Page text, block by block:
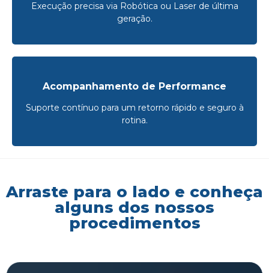
Execução precisa via Robótica ou Laser de última
geração.
Acompanhamento de Performance
Suporte contínuo para um retorno rápido e seguro à
rotina.
Arraste para o lado e conheça
alguns dos nossos
procedimentos